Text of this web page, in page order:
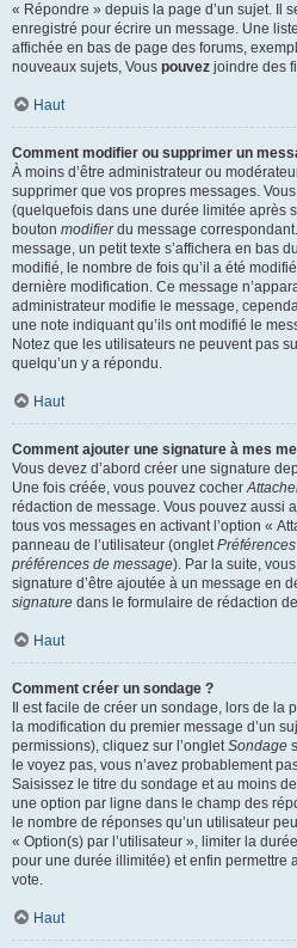
« Répondre » depuis la page d’un sujet. Il
enregistré pour écrire un message. Une
affichée en bas de page des forums,
nouveaux sujets, Vous pouvez joindre des
Haut
Comment modifier ou supprimer un
À moins d’être administrateur ou
supprimer que vos propres messages.
(quelquefois dans une durée limitée après
bouton modifierdu message
message, un petit texte s’affichera en bas
modifié, le nombre de fois qu’il a été
dernière modification. Ce message
administrateur modifie le message,
une note indiquant qu’ils ont modifié le
Notez que les utilisateurs ne peuvent pas
quelqu’un y a répondu.
Haut
Comment ajouter une signature à mes
Vous devez d’abord créer une signature
Une fois créée, vous pouvez cocher
rédaction de message. Vous pouvez aussi
tous vos messages en activant l’option «
panneau de l’utilisateur (onglet
préférences de message). Par la suite,
signature d’être ajoutée à un message en
signature dans le formulaire de rédaction
Haut
Comment créer un sondage ?
Il est facile de créer un sondage, lors de la
la modification du premier message d’un
permissions), cliquez sur l’ongletSondage
le voyez pas, vous n’avez probablement
Saisissez le titre du sondage et au moins
une option par ligne dans le champ des
le nombre de réponses qu’un utilisateur
« Option(s) par l’utilisateur », limiter la
pour une durée illimitée) et enfin permettre
vote.
Haut